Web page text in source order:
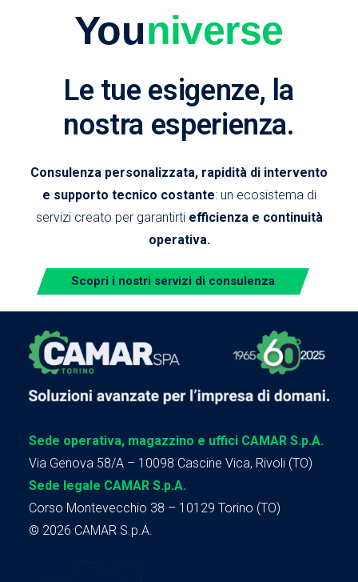
Youniverse
Le tue esigenze, la
nostra esperienza.
Consulenza personalizzata, rapidità di intervento
e supporto tecnico costante: un ecosistema di
servizi creato per garantirti efficienza e continuità
operativa.
Scopri i nostri servizi di consulenza
Sede operativa, magazzino e uffici CAMAR S.p.A.
Via Genova 58/A – 10098 Cascine Vica, Rivoli (TO)
Sede legale CAMAR S.p.A.
Corso Montevecchio 38 – 10129 Torino (TO)
© 2026 CAMAR S.p.A.